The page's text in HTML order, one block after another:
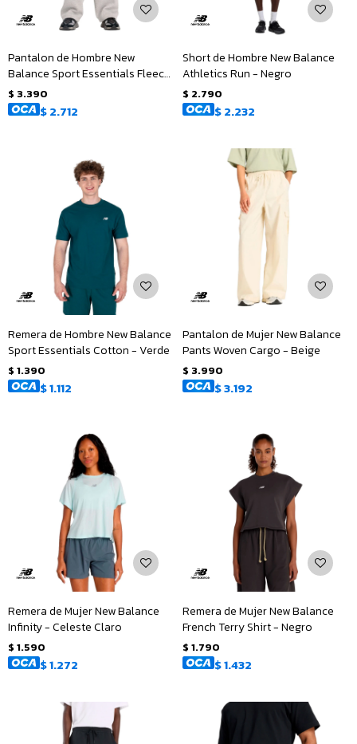
Pantalon de Hombre New
Balance Sport Essentials Fleece
- Gris
$ 3.390
$2.712
Short de Hombre New Balance
Athletics Run - Negro
$ 2.790
$2.232
Remera de Hombre New Balance
Sport Essentials Cotton - Verde
$ 1.390
$1.112
Pantalon de Mujer New Balance
Pants Woven Cargo - Beige
$ 3.990
$3.192
Remera de Mujer New Balance
Infinity - Celeste Claro
$ 1.590
$1.272
Remera de Mujer New Balance
French Terry Shirt - Negro
$ 1.790
$1.432